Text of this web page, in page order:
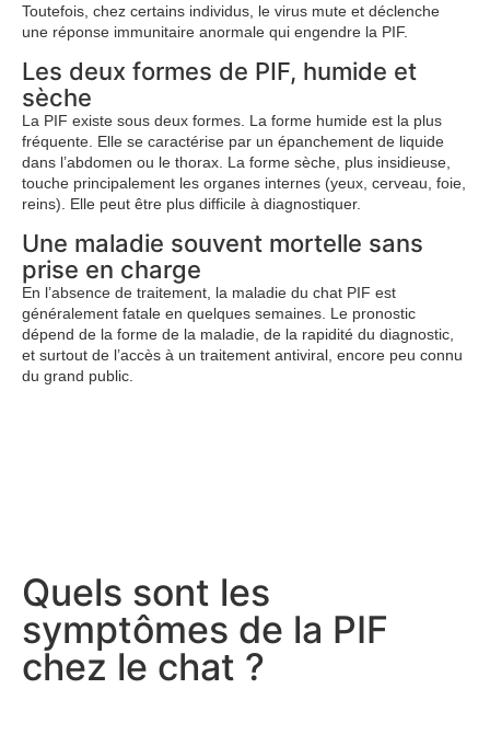
Toutefois, chez certains individus, le virus mute et déclenche
une réponse immunitaire anormale qui engendre la PIF.
Les deux formes de PIF, humide et
sèche
La PIF existe sous deux formes. La forme humide est la plus
fréquente. Elle se caractérise par un épanchement de liquide
dans l’abdomen ou le thorax. La forme sèche, plus insidieuse,
touche principalement les organes internes (yeux, cerveau, foie,
reins). Elle peut être plus difficile à diagnostiquer.
Une maladie souvent mortelle sans
prise en charge
En l’absence de traitement, la maladie du chat PIF est
généralement fatale en quelques semaines. Le pronostic
dépend de la forme de la maladie, de la rapidité du diagnostic,
et surtout de l’accès à un traitement antiviral, encore peu connu
du grand public.
Quels sont les
symptômes de la PIF
chez le chat ?